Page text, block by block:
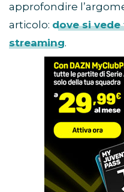
approfondire
articolo: dove si
streaming.